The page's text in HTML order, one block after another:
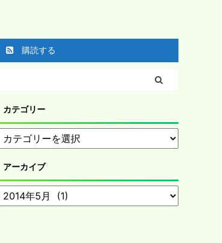
購読する
カテゴリー
アーカイブ